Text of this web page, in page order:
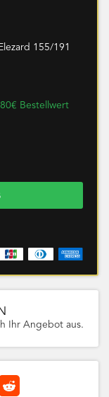
155/191
Bestellwert
Ihr Angebot aus.